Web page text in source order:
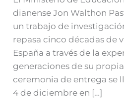
dianense Jon Walthon
un trabajo de
repasa cinco décadas de
España a través de la
generaciones de su
ceremonia de entrega se
4 de diciembre en […]